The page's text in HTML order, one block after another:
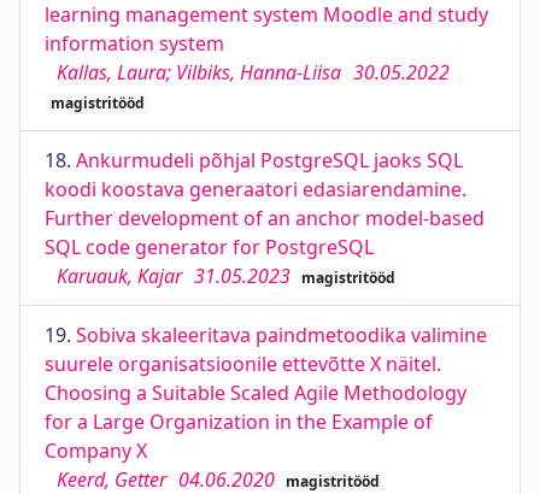
learning management system Moodle and study
information system
Kallas, Laura; Vilbiks, Hanna-Liisa 30.05.2022
magistritööd
18. Ankurmudeli põhjal PostgreSQL jaoks SQL
koodi koostava generaatori edasiarendamine.
Further development of an anchor model-based
SQL code generator for PostgreSQL
Karuauk, Kajar 31.05.2023 magistritööd
19. Sobiva skaleeritava paindmetoodika valimine
suurele organisatsioonile ettevõtte X näitel.
Choosing a Suitable Scaled Agile Methodology
for a Large Organization in the Example of
Company X
Keerd, Getter 04.06.2020 magistritööd